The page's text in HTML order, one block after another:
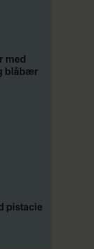
med
blåbær
pistacie